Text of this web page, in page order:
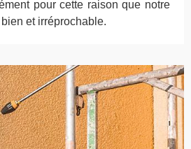
pour cette raison que notre
et irréprochable.